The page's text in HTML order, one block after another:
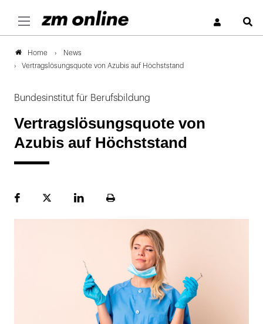
Home
News
Vertragslösungsquote von Azubis auf Höchststand
Bundesinstitut für Berufsbildung
Vertragslösungsquote von
Azubis auf Höchststand
FacebookPlattformLinekdInSeite